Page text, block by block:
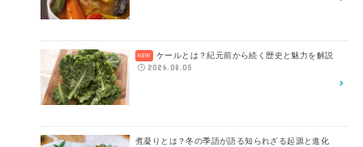
ケールとは？紀元前から続く歴史と魅力を解説
2026.08.05
煮凝りとは？冬の季語が語る知られざる起源と進化